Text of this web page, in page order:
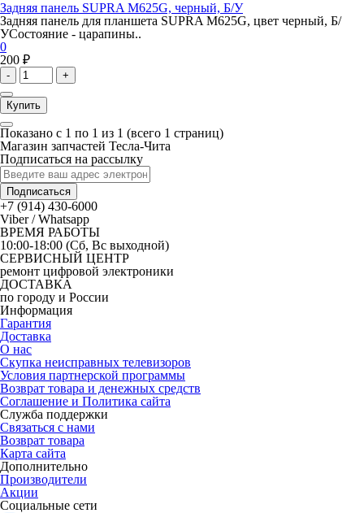
Задняя панель SUPRA M625G, черный, Б/У
Задняя панель для планшета SUPRA M625G, цвет черный, Б/
УСостояние - царапины..
0
200 ₽
- +
Купить
Показано с 1 по 1 из 1 (всего 1 страниц)
Магазин запчастей Тесла-Чита
Подписаться на рассылку
Подписаться
+7 (914) 430-6000
Viber / Whatsapp
ВРЕМЯ РАБОТЫ
10:00-18:00 (Сб, Вс выходной)
СЕРВИСНЫЙ ЦЕНТР
ремонт цифровой электроники
ДОСТАВКА
по городу и России
Информация
Гарантия
Доставка
О нас
Скупка неисправных телевизоров
Условия партнерской программы
Возврат товара и денежных средств
Соглашение и Политика сайта
Служба поддержки
Связаться с нами
Возврат товара
Карта сайта
Дополнительно
Производители
Акции
Социальные сети